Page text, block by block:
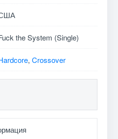
the System (Single)
, Crossover